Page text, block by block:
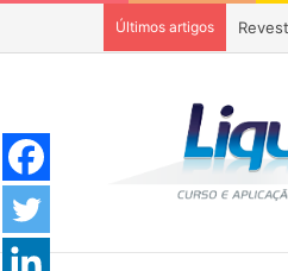
Últimos artigos